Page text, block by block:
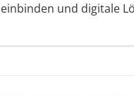
einbinden und digitale